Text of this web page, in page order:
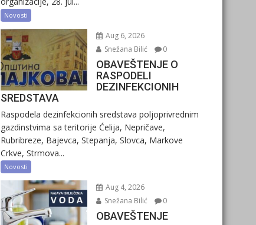
Novosti
Aug 6, 2026
Snežana Bilić
0
OBAVEŠTENJE O
RASPODELI
DEZINFEKCIONIH
SREDSTAVA
Raspodela dezinfekcionih sredstava poljoprivrednim
gazdinstvima sa teritorije Ćelija, Nepričave,
Rubribreze, Bajevca, Stepanja, Slovca, Markove
Crkve, Strmova...
Novosti
Aug 4, 2026
Snežana Bilić
0
OBAVEŠTENJE